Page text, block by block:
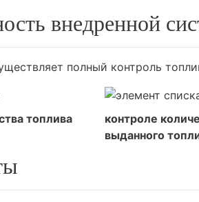
внедренной
полный контроль
топлива
контроле
выданного